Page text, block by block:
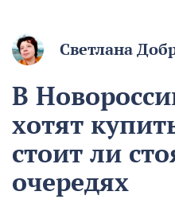
Светлана
В
хотят
стоит ли
очередях